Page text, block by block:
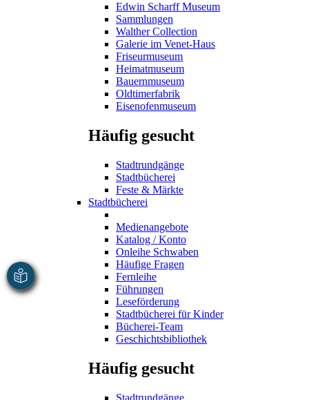
Edwin Scharff Museum
Sammlungen
Walther Collection
Galerie im Venet-Haus
Friseurmuseum
Heimatmuseum
Bauernmuseum
Oldtimerfabrik
Eisenofenmuseum
Häufig gesucht
Stadtrundgänge
Stadtbücherei
Feste & Märkte
Stadtbücherei
Medienangebote
Katalog / Konto
Onleihe Schwaben
Häufige Fragen
Fernleihe
Führungen
Leseförderung
Stadtbücherei für Kinder
Bücherei-Team
Geschichtsbibliothek
Häufig gesucht
Stadtrundgänge